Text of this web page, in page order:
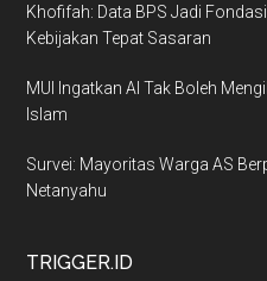
Khofifah: Data BPS Jadi
Kebijakan Tepat Sasaran
MUI Ingatkan AI Tak Boleh
Islam
Survei: Mayoritas Warga AS
Netanyahu
TRIGGER.ID